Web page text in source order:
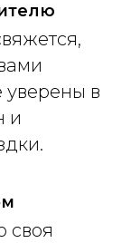
уверены в
и
своя